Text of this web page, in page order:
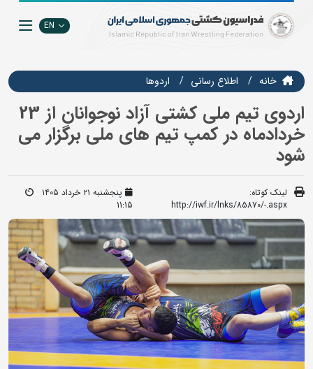
EN
خانه اطلاع رسانی اردوها
اردوی تیم ملی کشتی آزاد نوجوانان از 23
خردادماه در کمپ تیم های ملی برگزار می
شود
لینک کوتاه:
http://iwf.ir/lnks/85870/-.aspx
پنجشنبه ۲۱ خرداد ۱۴۰۵
11:15